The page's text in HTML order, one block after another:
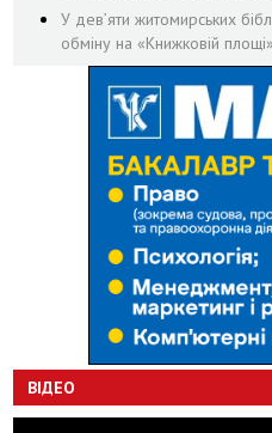
У дев’яти житомирських
обміну на «Книжковій
ВІДЕО